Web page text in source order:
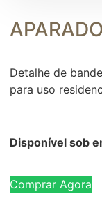
Detalhe de
para uso
Disponível sob
Comprar Agora